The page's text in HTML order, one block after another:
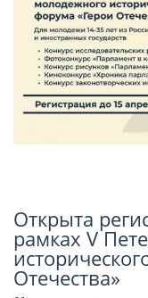
Открыта
рамках V
Отечества»